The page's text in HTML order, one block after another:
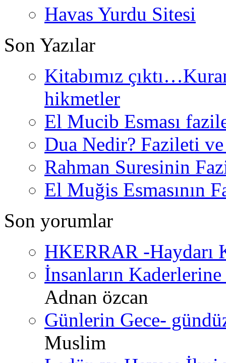
Havas Yurdu Sitesi
Son Yazılar
Kitabımız
hikmetler
El Mucib Esması
Dua Nedir? Fazileti
Rahman Suresinin
El Muğis Esmasının
Son yorumlar
HKERRAR -Haydarı
İnsanların
Adnan özcan
Günlerin Gece-
Muslim